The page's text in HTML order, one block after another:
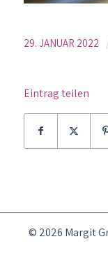
29. JANUAR 2022
Eintrag teilen
© 2026 Margit